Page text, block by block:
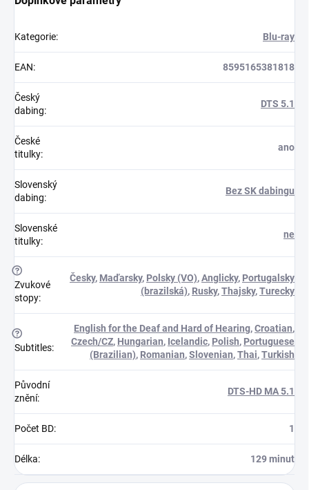
Kategorie: Blu-ray
EAN: 8595165381818
Český
dabing:
DTS 5.1
České
titulky:
ano
Slovenský
dabing:
Bez SK dabingu
Slovenské
titulky:
ne
?
Zvukové
stopy:
Česky, Maďarsky, Polsky (VO),Anglicky, Portugalsky
(brazilská), Rusky,Thajsky,Turecky
?
Subtitles:
English for the Deaf and Hard of Hearing,Croatian,
Czech/CZ, Hungarian, Icelandic, Polish, Portuguese
(Brazilian), Romanian,Slovenian,Thai,Turkish
Původní
znění:
DTS-HD MA 5.1
Počet BD: 1
Délka: 129 minut